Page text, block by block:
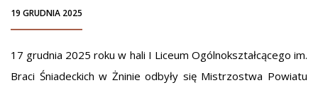
19 GRUDNIA 2025
17 grudnia 2025 roku w hali I Liceum Ogólnokształcącego im.
Braci Śniadeckich w Żninie odbyły się Mistrzostwa Powiatu